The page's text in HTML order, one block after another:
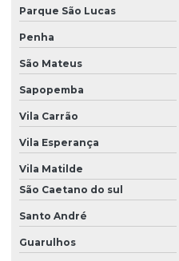
Parque São Lucas
Penha
São Mateus
Sapopemba
Vila Carrão
Vila Esperança
Vila Matilde
São Caetano do sul
Santo André
Guarulhos